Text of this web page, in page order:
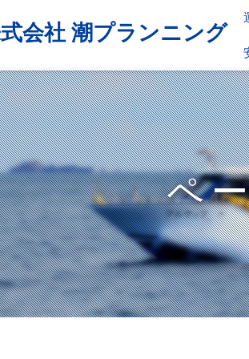
会社 潮プランニング
ペ